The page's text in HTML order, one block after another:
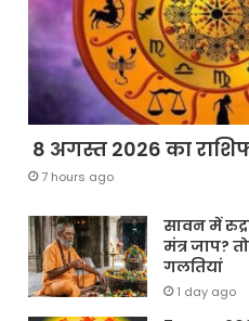
8 अगस्त 2026 का
7 hours ago
सावन में
मंत्र जाप?
गलतियां
1 day ago